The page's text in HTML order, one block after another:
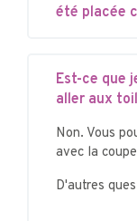
été placée
Est-ce que
aller aux
Non. Vous
avec la
D'autres